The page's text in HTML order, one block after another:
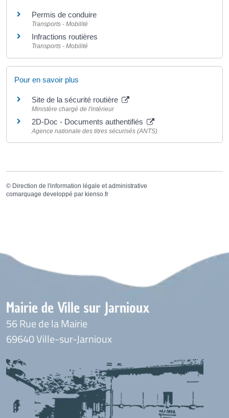
Permis de conduire
Transports - Mobilité
Infractions routières
Transports - Mobilité
Pour en savoir plus
Site de la sécurité routière
Ministère chargé de l'intérieur
2D-Doc - Documents authentifiés
Agence nationale des titres sécurisés (ANTS)
© Direction de l'information légale et administrative
comarquage developpé par kienso.fr
Mairie de Ville sur Jarnioux
56 Rue de la Mairie
69640 Ville-sur-Jarnioux